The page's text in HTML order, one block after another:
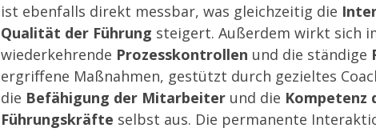
ist ebenfalls direkt messbar, was gleichzeitig die
Qualität der Führung steigert. Außerdem wirkt sich
wiederkehrende Prozesskontrollen und die ständige
ergriffene Maßnahmen, gestützt durch gezieltes
die Befähigung der Mitarbeiter und die Kompetenz
Führungskräfte selbst aus. Die permanente